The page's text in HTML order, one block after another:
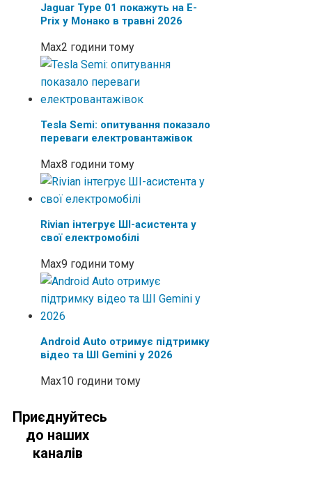
Jaguar Type 01 покажуть на E-
Prix у Монако в травні 2026
Max2 години тому
Tesla Semi: опитування показало
переваги електровантажівок
Max8 години тому
Rivian інтегрує ШІ-асистента у
свої електромобілі
Max9 години тому
Android Auto отримує підтримку
відео та ШІ Gemini у 2026
Max10 години тому
Приєднуйтесь
до наших
каналів